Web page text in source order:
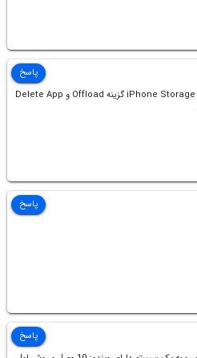
چرا تو قسمت iPhone Storage گزینه Offload و Delete App
پاسخ
پاسخ
پاسخ